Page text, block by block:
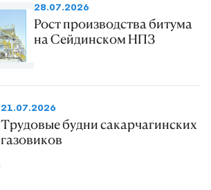
28.07.2026
Рост производства битума
на Сейдинском НПЗ
21.07.2026
Трудовые будни сакарчагинских
газовиков